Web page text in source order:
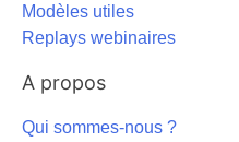
Modèles utiles
Replays webinaires
A propos
Qui sommes-nous ?